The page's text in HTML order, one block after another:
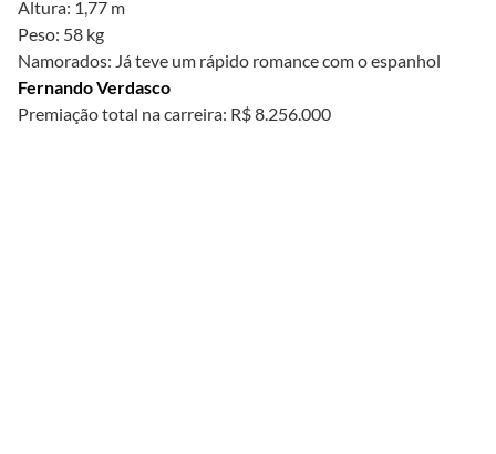
Altura: 1,77 m
Peso: 58 kg
Namorados: Já teve um rápido romance com o espanhol
Fernando Verdasco
Premiação total na carreira: R$ 8.256.000